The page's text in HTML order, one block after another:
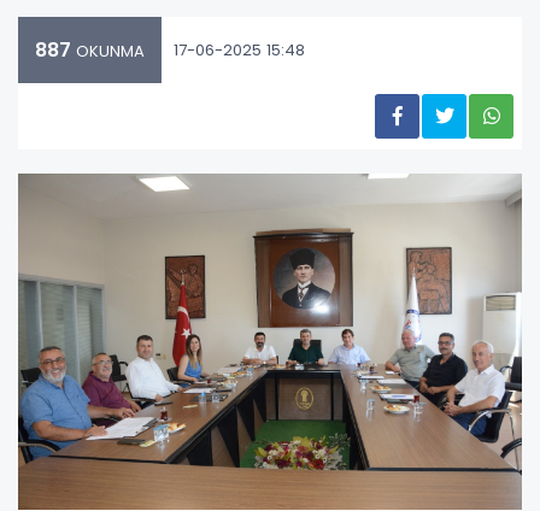
887 OKUNMA 17-06-2025 15:48